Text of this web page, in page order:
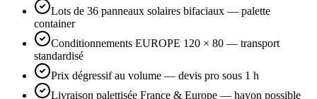
Lots de 36 panneaux solaires bifaciaux — palette
container
Conditionnements EUROPE 120 × 80 — transport
standardisé
Prix dégressif au volume — devis pro sous 1 h
Livraison palettisée France & Europe — hayon possible